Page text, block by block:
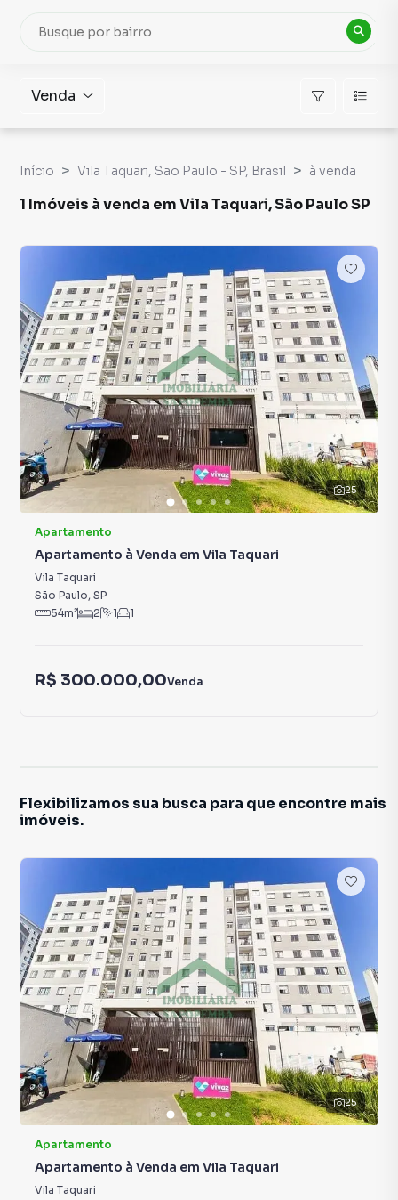
Venda
Início Vila Taquari, São Paulo - SP, Brasil à venda
1 Imóveis à venda em Vila Taquari, São Paulo SP
25
Apartamento
Apartamento à Venda em Vila Taquari
Vila Taquari
São Paulo, SP
54m² 2 1 1
R$ 300.000,00Venda
Flexibilizamos sua busca para que encontre mais
imóveis.
25
Apartamento
Apartamento à Venda em Vila Taquari
Vila Taquari